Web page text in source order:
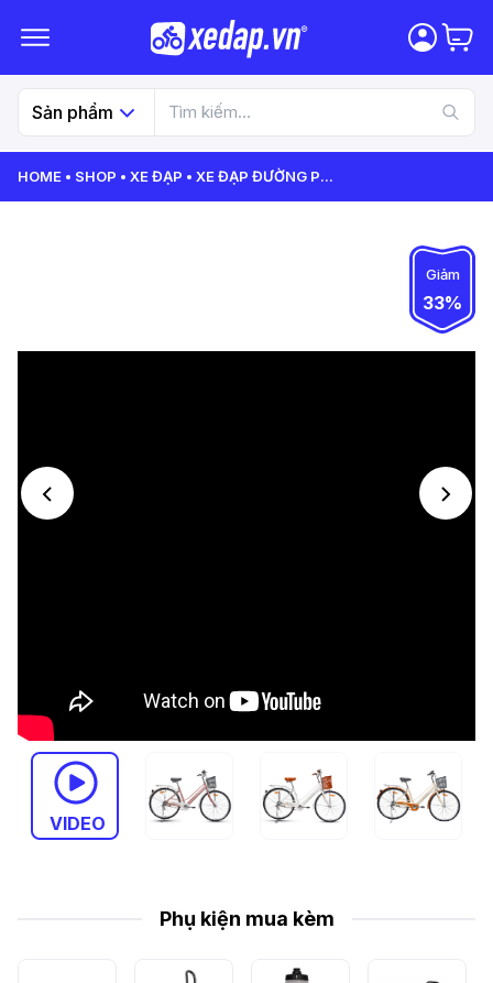
Sản phẩm
HOME SHOP XE ĐẠP XE ĐẠP ĐƯỜNG P...
Giảm
33%
VIDEO
Phụ kiện mua kèm